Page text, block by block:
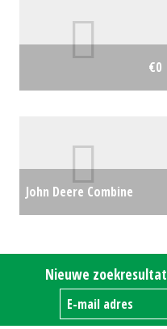
€0
John Deere Combine
#27177
€0
Nieuwe